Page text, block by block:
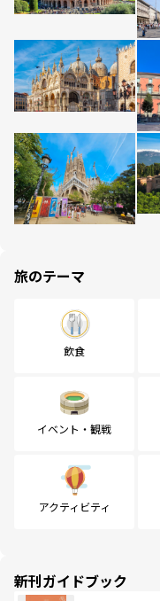
旅のテーマ
飲食
イベント・観戦
アクティビティ
新刊ガイドブック